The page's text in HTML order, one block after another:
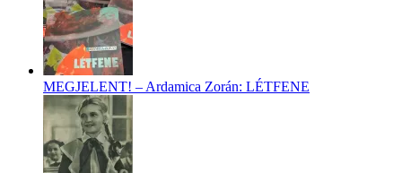
MEGJELENT! – Ardamica Zorán: LÉTFENE